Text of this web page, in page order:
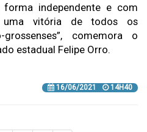
independente e com
uma vitória de todos os
grossenses”, comemora o
estadual Felipe Orro.
16/06/2021 14H40